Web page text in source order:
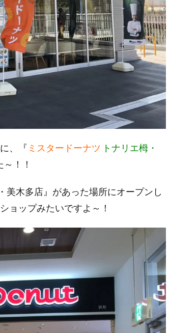
に、『 ミスタードーナツ トナリエ栂・
～！！
美木多店』があった場所にオープンし
ョップみたいですよ～！